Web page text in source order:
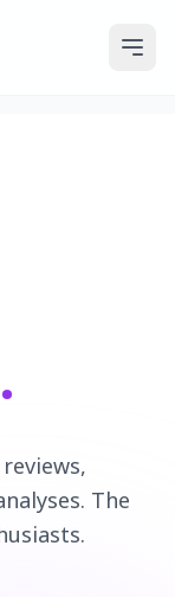
The